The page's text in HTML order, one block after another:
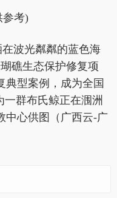
参考)
波光粼粼的蓝色海
礁生态保护修复项
典型案例，成为全国
一群布氏鲸正在涠洲
中心供图（广西云-广